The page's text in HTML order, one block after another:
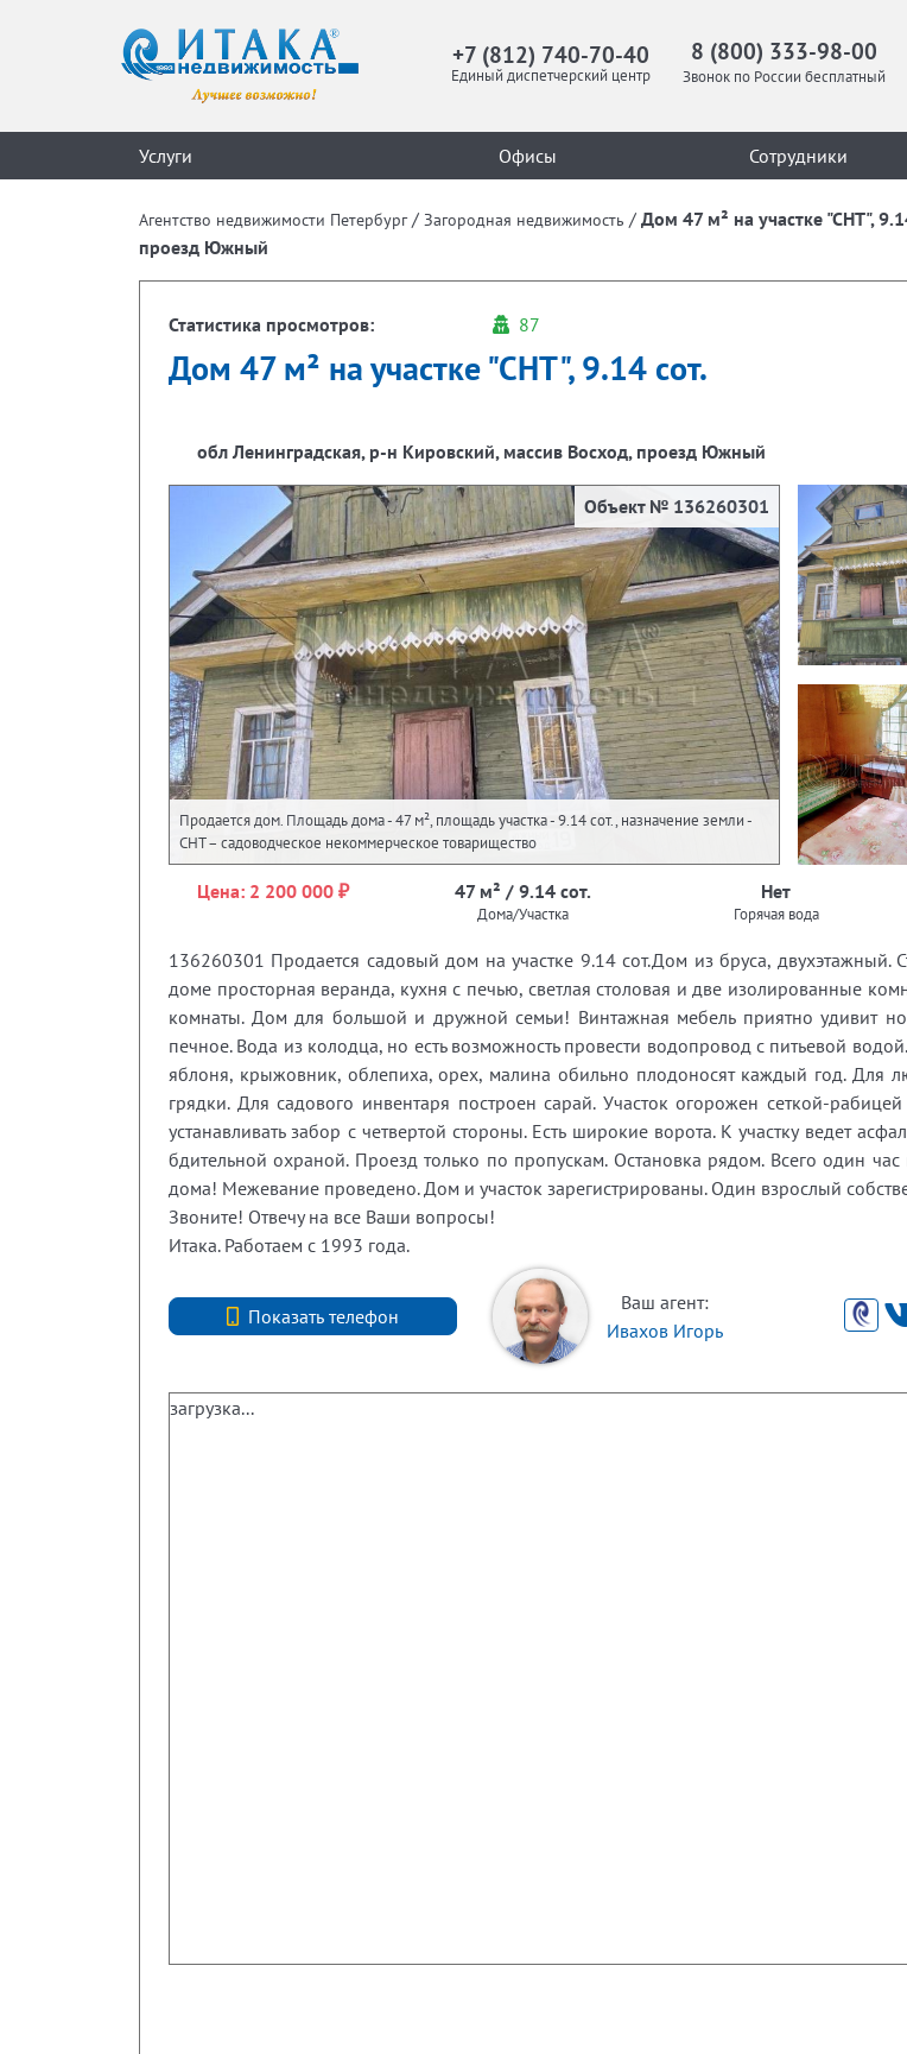
+7 (812) 740-70-40
Единый диспетчерский центр
8 (800) 333-98-00
Звонок по России бесплатный
Услуги Офисы Сотрудники
Агентство недвижимости Петербург / Загородная недвижимость / Дом 47 м² на участке "СНТ",
проезд Южный
Статистика просмотров: 87
Дом 47 м² на участке "СНТ", 9.14 сот.
обл Ленинградская, р-н Кировский, массив Восход, проезд Южный
Объект № 136260301
Продается дом. Площадь дома - 47 м², площадь участка - 9.14 сот., назначение земли -
СНТ – садоводческое некоммерческое товарищество
Цена: 2 200 000 ₽ 47 м² / 9.14 сот.
Дома/Участка
Нет
Горячая вода
136260301 Продается садовый дом на участке 9.14 сот.Дом из бруса,
доме просторная веранда, кухня с печью, светлая столовая и две изолированные
комнаты. Дом для большой и дружной семьи! Винтажная мебель приятно удивит
печное. Вода из колодца, но есть возможность провести водопровод с питьевой
яблоня, крыжовник, облепиха, орех, малина обильно плодоносят каждый год. Для
грядки. Для садового инвентаря построен сарай. Участок огорожен сеткой-
устанавливать забор с четвертой стороны. Есть широкие ворота. К участку ведет
бдительной охраной. Проезд только по пропускам. Остановка рядом. Всего один
дома! Межевание проведено. Дом и участок зарегистрированы. Один взрослый
Звоните! Отвечу на все Ваши вопросы!
Итака. Работаем с 1993 года.
Показать телефон
+78127407040
Ваш агент:
Ивахов Игорь
загрузка...